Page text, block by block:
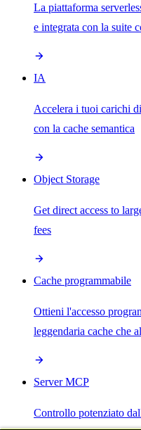
La piattaforma
e integrata con la suite
IA
Accelera i tuoi carichi
con la cache semantica
Object Storage
Get direct access to
fees
Cache programmabile
Ottieni l'accesso
leggendaria cache che
Server MCP
Controllo potenziato